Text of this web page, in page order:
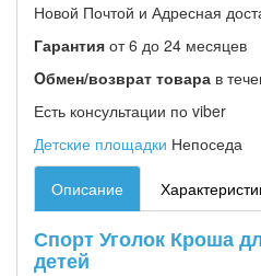
Новой Почтой и Адресная
Гарантия от 6 до 24 месяцев
Oбмен/возврат товара в
Есть консультации по viber
Детские площадки Непоседа
Описание
Спорт Уголок Кроша
детей